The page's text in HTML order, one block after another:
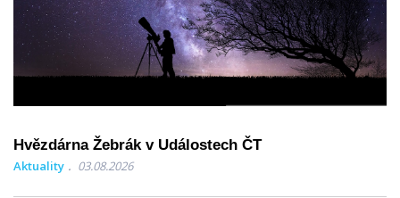
Hvězdárna Žebrák v Událostech ČT
Aktuality 03.08.2026